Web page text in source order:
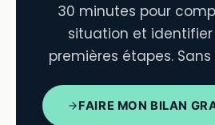
30 minutes pour
situation et identifier
premières étapes.
FAIRE MON BILAN